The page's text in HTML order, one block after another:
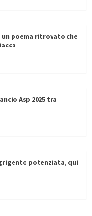
un poema ritrovato che
Asp 2025 tra
potenziata, qui